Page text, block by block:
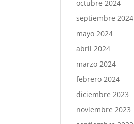
octubre 2024
septiembre 2024
mayo 2024
abril 2024
marzo 2024
febrero 2024
diciembre 2023
noviembre 2023